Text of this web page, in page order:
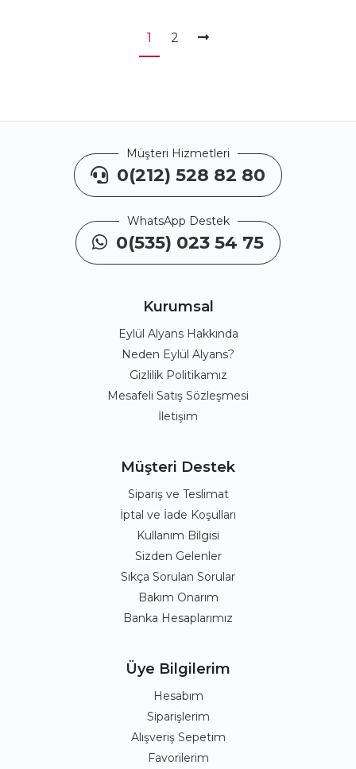
1 2
Müşteri Hizmetleri
0(212) 528 82 80
WhatsApp Destek
0(535) 023 54 75
Kurumsal
Eylül Alyans Hakkında
Neden Eylül Alyans?
Gizlilik Politikamız
Mesafeli Satış Sözleşmesi
İletişim
Müşteri Destek
Sipariş ve Teslimat
İptal ve İade Koşulları
Kullanım Bilgisi
Sizden Gelenler
Sıkça Sorulan Sorular
Bakım Onarım
Banka Hesaplarımız
Üye Bilgilerim
Hesabım
Siparişlerim
Alışveriş Sepetim
Favorilerim